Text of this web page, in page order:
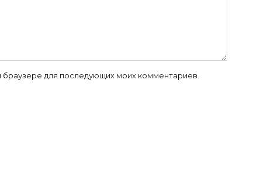
браузере для последующих моих комментариев.